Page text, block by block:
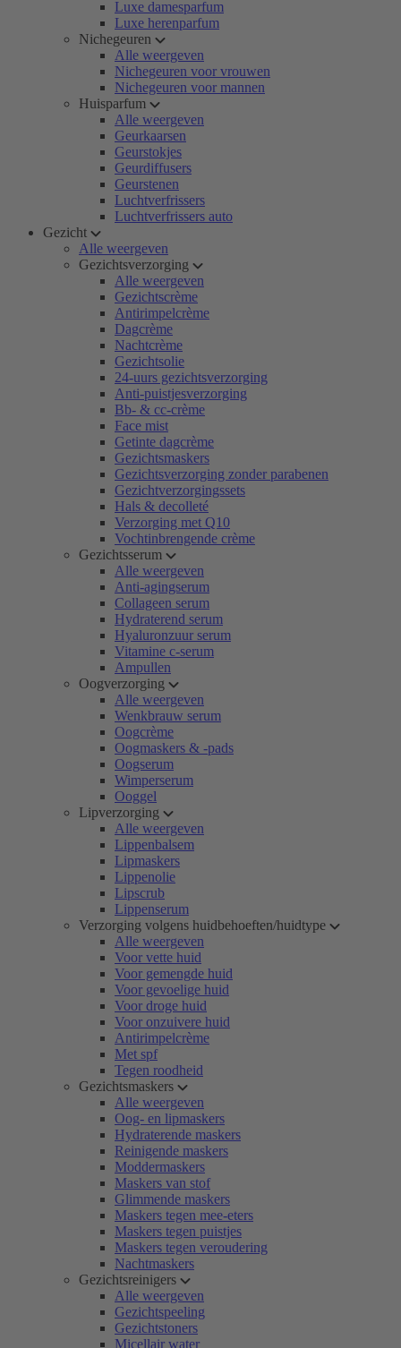
Luxe damesparfum
Luxe herenparfum
Nichegeuren
Alle weergeven
Nichegeuren voor vrouwen
Nichegeuren voor mannen
Huisparfum
Alle weergeven
Geurkaarsen
Geurstokjes
Geurdiffusers
Geurstenen
Luchtverfrissers
Luchtverfrissers auto
Gezicht
Alle weergeven
Gezichtsverzorging
Alle weergeven
Gezichtscrème
Antirimpelcrème
Dagcrème
Nachtcrème
Gezichtsolie
24-uurs gezichtsverzorging
Anti-puistjesverzorging
Bb- & cc-crème
Face mist
Getinte dagcrème
Gezichtsmaskers
Gezichtsverzorging zonder parabenen
Gezichtverzorgingssets
Hals & decolleté
Verzorging met Q10
Vochtinbrengende crème
Gezichtsserum
Alle weergeven
Anti-agingserum
Collageen serum
Hydraterend serum
Hyaluronzuur serum
Vitamine c-serum
Ampullen
Oogverzorging
Alle weergeven
Wenkbrauw serum
Oogcrème
Oogmaskers & -pads
Oogserum
Wimperserum
Ooggel
Lipverzorging
Alle weergeven
Lippenbalsem
Lipmaskers
Lippenolie
Lipscrub
Lippenserum
Verzorging volgens huidbehoeften/huidtype
Alle weergeven
Voor vette huid
Voor gemengde huid
Voor gevoelige huid
Voor droge huid
Voor onzuivere huid
Antirimpelcrème
Met spf
Tegen roodheid
Gezichtsmaskers
Alle weergeven
Oog- en lipmaskers
Hydraterende maskers
Reinigende maskers
Moddermaskers
Maskers van stof
Glimmende maskers
Maskers tegen mee-eters
Maskers tegen puistjes
Maskers tegen veroudering
Nachtmaskers
Gezichtsreinigers
Alle weergeven
Gezichtspeeling
Gezichtstoners
Micellair water